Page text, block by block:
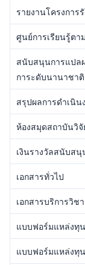
รายงานโครงการ
ศูนย์การเรียนรู้ต
สนับสนุนการแปล
การะดับนานาชาติ
สรุปผลการดำเนิ
ห้องสมุดสถาบันวิ
เงินรางวัลสนับส
เอกสารทั่วไป
เอกสารบริการวิช
แบบฟอร์มแหล่งทุ
แบบฟอร์มแหล่งทุ